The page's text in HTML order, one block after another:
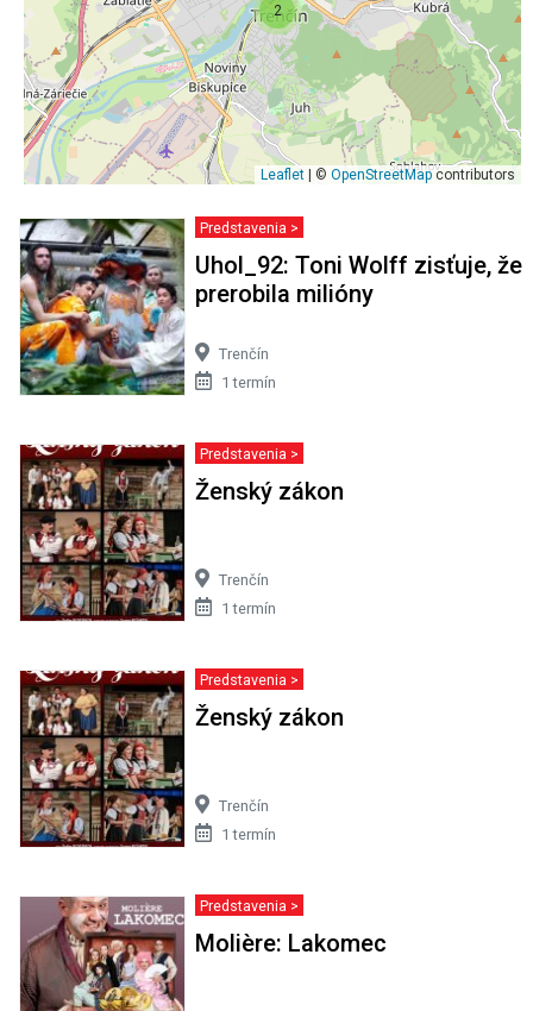
2
Leaflet | © OpenStreetMapcontributors
Predstavenia >
Uhol_92: Toni Wolff zisťuje, že
prerobila milióny
Trenčín
1 termín
Predstavenia >
Ženský zákon
Trenčín
1 termín
Predstavenia >
Ženský zákon
Trenčín
1 termín
Predstavenia >
Molière: Lakomec